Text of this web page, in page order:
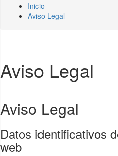
Inicio
Aviso Legal
Aviso Legal
Aviso Legal
Datos identificativos
web